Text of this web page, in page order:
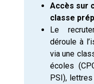
Accès sur
classe
Le
déroule à
via une
écoles
PSI),